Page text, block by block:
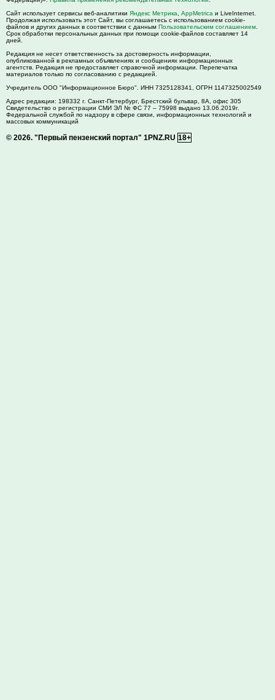
Сайт использует сервисы веб-аналитики Яндекс Метрика AppMetrica и LiveInternet.
Продолжая использовать этот Сайт, вы соглашаетесь с использованием cookie-
файлов и других данных в соответствии с данным Пользовательским соглашением
Срок обработки персональных данных при помощи cookie-файлов составляет 14
дней.
Редакция не несет ответственность за достоверность информации,
опубликованной в рекламных объявлениях и сообщениях информационных
агентств. Редакция не предоставляет справочной информации. Перепечатка
материалов только по согласованию с редакцией.
Учредитель ООО "Информационное Бюро". ИНН 7325128341, ОГРН 1147325002549
Адрес редакции: 198332 г. Санкт-Петербург, Брестский бульвар, 8А, офис 305
Свидетельство о регистрации СМИ ЭЛ № ФС 77 – 75998 выдано 13.06.2019г.
Федеральной службой по надзору в сфере связи, информационных технологий и
массовых коммуникаций
© 2026. "Первый пензенский портал" 1PNZ.RU 18+